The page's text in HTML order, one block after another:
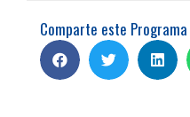
Comparte este Programa